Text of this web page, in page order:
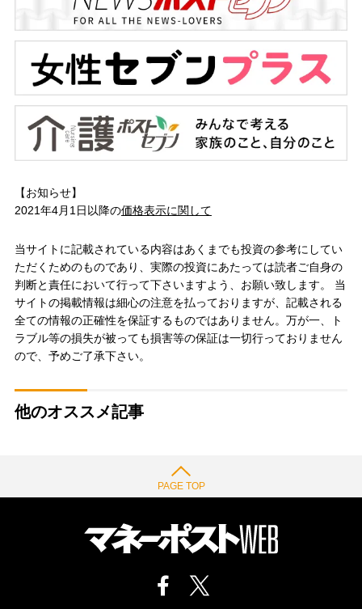
【お知らせ】
2021年4月1日以降の価格表示に関して
当サイトに記載されている内容はあくまでも投資の参考にしてい
ただくためのものであり、実際の投資にあたっては読者ご自身の
判断と責任において行って下さいますよう、お願い致します。 当
サイトの掲載情報は細心の注意を払っておりますが、記載される
全ての情報の正確性を保証するものではありません。万が一、ト
ラブル等の損失が被っても損害等の保証は一切行っておりません
ので、予めご了承下さい。
他のオススメ記事
PAGE TOP